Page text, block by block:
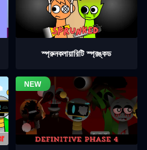
স্প্রুনকলায়ারিটি স্প্রঙ্কড